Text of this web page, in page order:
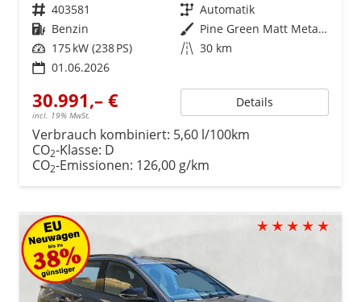
Fahrzeugnr. 403581 Getriebe Automatik
Kraftstoff Benzin Außenfarbe
Pine Green Matt Metallic ()
Leistung 175 kW (238 PS) Kilometerstand 30 km
01.06.2026
30.991,– €
incl. 19% MwSt.
Details
Verbrauch kombiniert: 5,60 l/100km
CO2-Klasse: D
CO2-Emissionen: 126,00 g/km